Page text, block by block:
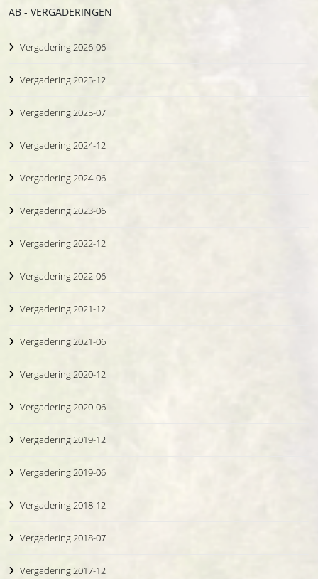
AB - VERGADERINGEN
Vergadering 2026-06
Vergadering 2025-12
Vergadering 2025-07
Vergadering 2024-12
Vergadering 2024-06
Vergadering 2023-06
Vergadering 2022-12
Vergadering 2022-06
Vergadering 2021-12
Vergadering 2021-06
Vergadering 2020-12
Vergadering 2020-06
Vergadering 2019-12
Vergadering 2019-06
Vergadering 2018-12
Vergadering 2018-07
Vergadering 2017-12